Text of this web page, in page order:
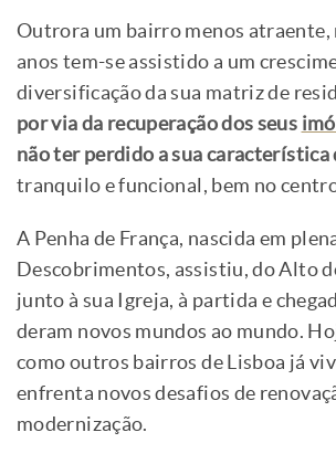
Outrora um bairro menos atraente,
anos tem-se assistido a um
diversificação da sua matriz de
por via da recuperação dos seus
não ter perdido a sua característica
tranquilo e funcional, bem no
A Penha de França, nascida em
Descobrimentos, assistiu, do Alto
junto à sua Igreja, à partida e
deram novos mundos ao mundo.
como outros bairros de Lisboa já
enfrenta novos desafios de
modernização.